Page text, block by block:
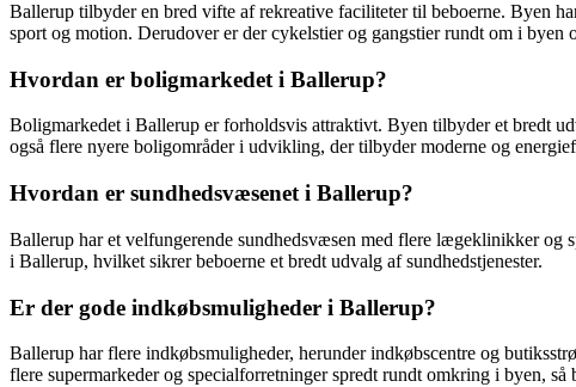
Ballerup tilbyder en bred vifte af rekreative faciliteter til beboerne. Byen
sport og motion. Derudover er der cykelstier og gangstier rundt om i
Hvordan er boligmarkedet i Ballerup?
Boligmarkedet i Ballerup er forholdsvis attraktivt. Byen tilbyder et bredt
også flere nyere boligområder i udvikling, der tilbyder moderne og
Hvordan er sundhedsvæsenet i Ballerup?
Ballerup har et velfungerende sundhedsvæsen med flere lægeklinikker og
i Ballerup, hvilket sikrer beboerne et bredt udvalg af sundhedstjenester.
Er der gode indkøbsmuligheder i Ballerup?
Ballerup har flere indkøbsmuligheder, herunder indkøbscentre og
flere supermarkeder og specialforretninger spredt rundt omkring i byen,